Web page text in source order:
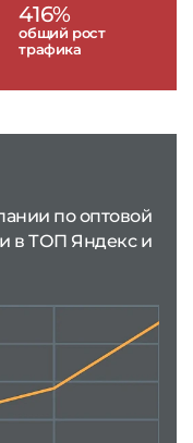
416%
общий рост
трафика
по оптовой
в ТОП Яндекс и